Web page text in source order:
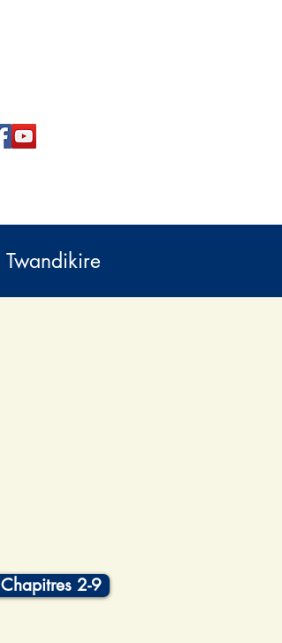
Twandikire
Chapitres 2-9